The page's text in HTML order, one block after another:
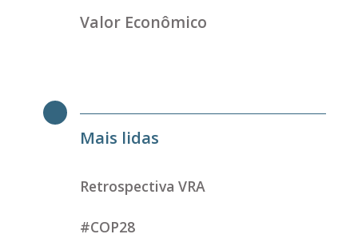
Valor Econômico
Mais lidas
Retrospectiva VRA
#COP28